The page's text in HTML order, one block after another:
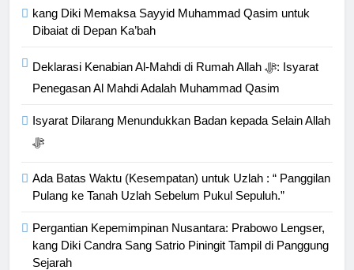
kang Diki Memaksa Sayyid Muhammad Qasim untuk
Dibaiat di Depan Ka’bah
Deklarasi Kenabian Al-Mahdi di Rumah Allah ﷻ: Isyarat
Penegasan Al Mahdi Adalah Muhammad Qasim
Isyarat Dilarang Menundukkan Badan kepada Selain Allah
ﷻ
Ada Batas Waktu (Kesempatan) untuk Uzlah : “ Panggilan
Pulang ke Tanah Uzlah Sebelum Pukul Sepuluh.”
Pergantian Kepemimpinan Nusantara: Prabowo Lengser,
kang Diki Candra Sang Satrio Piningit Tampil di Panggung
Sejarah